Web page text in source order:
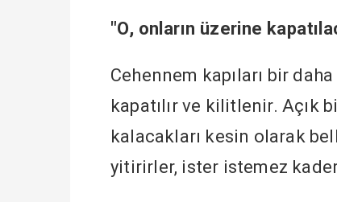
"O, onların üzerine
Cehennem kapıları bir
kapatılır ve kilitlenir. Açık
kalacakları kesin olarak
yitirirler, ister istemez